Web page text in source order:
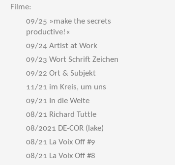
Filme:
09/25 »make the secrets
productive!«
09/24 Artist at Work
09/23 Wort Schrift Zeichen
09/22 Ort & Subjekt
11/21 im Kreis, um uns
09/21 In die Weite
08/21 Richard Tuttle
08/2021 DE-COR (lake)
08/21 La Voix Off #9
08/21 La Voix Off #8